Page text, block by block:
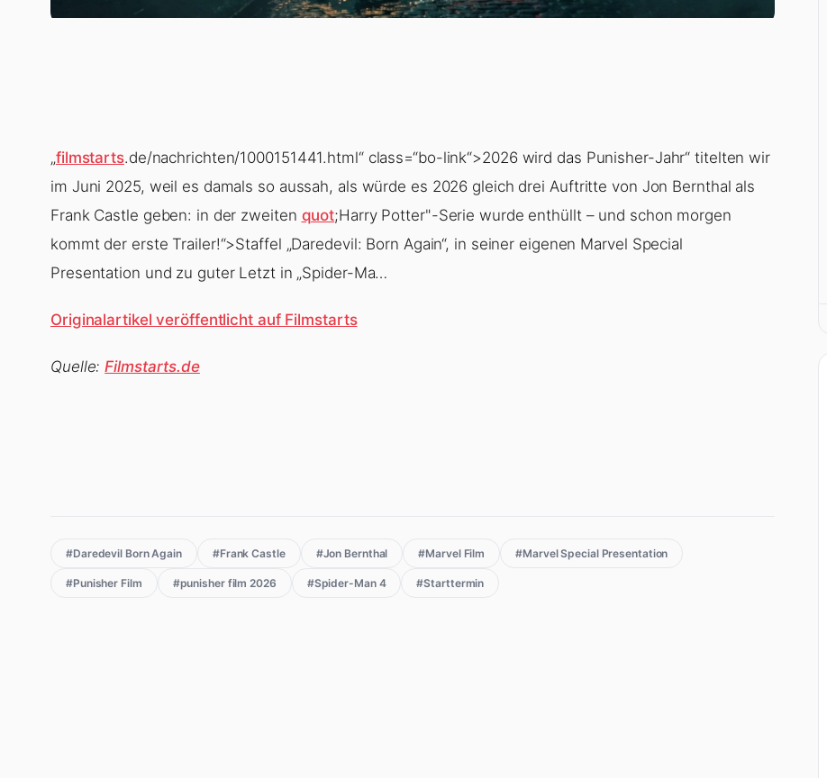
„filmstarts.de/nachrichten/1000151441.html“ class=“bo-link“>2026 wird das Punisher-Jahr“ titelten wir
im Juni 2025, weil es damals so aussah, als würde es 2026 gleich drei Auftritte von Jon Bernthal als
Frank Castle geben: in der zweiten quot;Harry Potter"-Serie wurde enthüllt – und schon morgen
kommt der erste Trailer!“>Staffel „Daredevil: Born Again“, in seiner eigenen Marvel Special
Presentation und zu guter Letzt in „Spider-Ma…
Originalartikel veröffentlicht auf Filmstarts
Quelle:Filmstarts.de
#Daredevil Born Again #Frank Castle #Jon Bernthal #Marvel Film #Marvel Special Presentation
#Punisher Film #punisher film 2026 #Spider-Man 4 #Starttermin